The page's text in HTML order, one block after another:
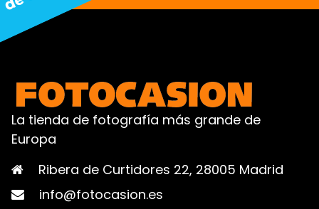
La tienda de fotografía más grande de
Europa
Ribera de Curtidores 22, 28005 Madrid
info@fotocasion.es